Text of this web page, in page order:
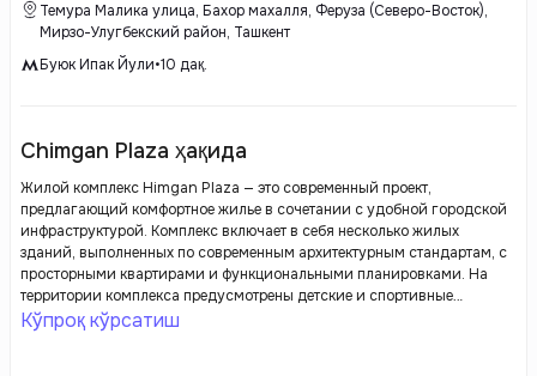
Темура Малика улица, Бахор махалля, Феруза (Северо-Восток),
Мирзо-Улугбекский район, Ташкент
Буюк Ипак Йули•10 дақ.
Chimgan Plaza ҳақида
Жилой комплекс Himgan Plaza — это современный проект,
предлагающий комфортное жилье в сочетании с удобной городской
инфраструктурой. Комплекс включает в себя несколько жилых
зданий, выполненных по современным архитектурным стандартам, с
просторными квартирами и функциональными планировками. На
территории комплекса предусмотрены детские и спортивные
площадки, зоны отдыха, а также подземный паркинг. Himgan Plaza
Кўпроқ кўрсатиш